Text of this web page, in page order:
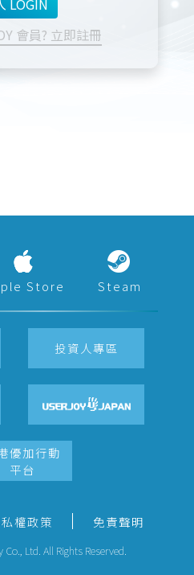
會員? 立即註冊
Store Steam
投資人專區
優加行動
平台
權政策 免責聲明
Ltd. All Rights Reserved.